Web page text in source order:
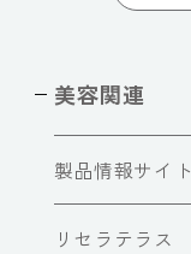
美容関連
製品情報サイト
リセラテラス